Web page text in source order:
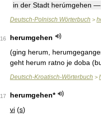
in der Stadt herúmgehen
Deutsch-Polnisch Wörterbuch >
16
herumgehen
(ging herum,
geht herum ratno je doba
Deutsch-Kroatisch-Wörterbuch >
17
herumgehen*
vi (s)